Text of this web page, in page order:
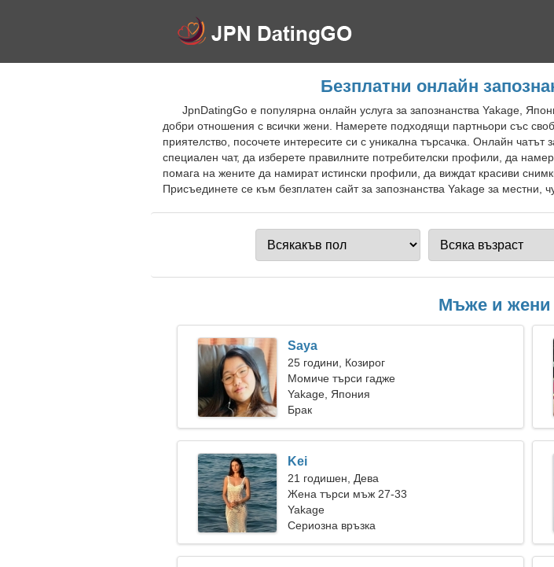
Безплатни онлайн
JpnDatingGo е популярна онлайн услуга за запознанства Yakage,
добри отношения с всички жени. Намерете подходящи партньори със
приятелство, посочете интересите си с уникална търсачка. Онлайн чатът
специален чат, да изберете правилните потребителски профили, да
помага на жените да намират истински профили, да виждат красиви
Присъединете се към безплатен сайт за запознанства Yakage за местни,
Мъже и жени
Saya
25 години, Козирог
Момиче търси гадже
Yakage, Япония
Брак
Kei
21 годишен, Дева
Жена търси мъж 27-33
Yakage
Сериозна връзка